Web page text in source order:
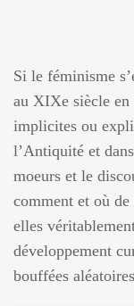
Si le féminisme
au XIXe siècle en
implicites ou
l’Antiquité et
moeurs et le
comment et où
elles
développement
bouffées